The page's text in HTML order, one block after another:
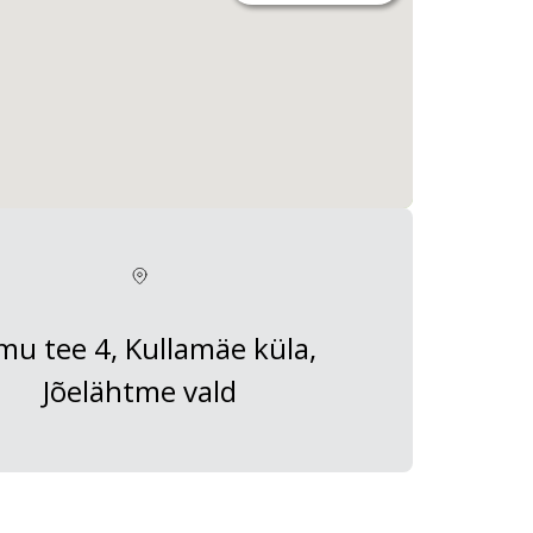
tee 4, Kullamäe küla,
Jõelähtme vald